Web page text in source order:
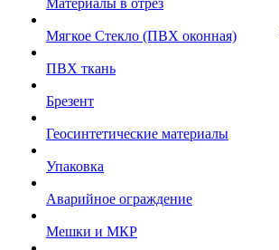
Материалы в отрез
Мягкое Стекло (ПВХ оконная)
ПВХ ткань
Брезент
Геосинтетические материалы
Упаковка
Аварийное ограждение
Мешки и МКР